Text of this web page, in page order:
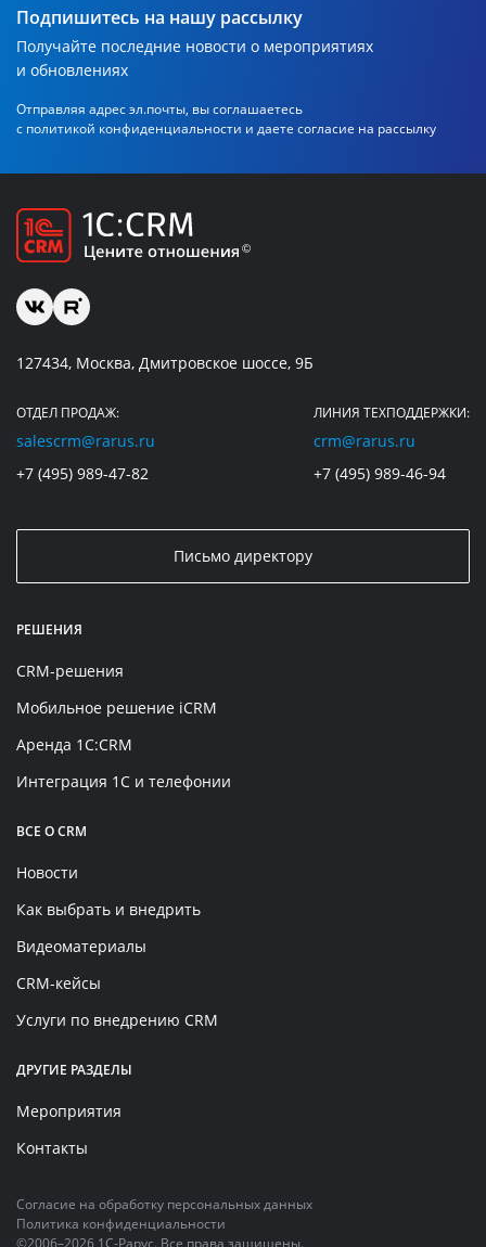
Подпишитесь на нашу рассылку
Получайте последние новости о мероприятиях
и обновлениях
Отправляя адрес эл.почты, вы соглашаетесь
с политикой конфиденциальности и даете согласие на рассылку
127434, Москва, Дмитровское шоссе, 9Б
ОТДЕЛ ПРОДАЖ:
salescrm@rarus.ru
+7 (495) 989-47-82
ЛИНИЯ ТЕХПОДДЕРЖКИ:
crm@rarus.ru
+7 (495) 989-46-94
Письмо директору
РЕШЕНИЯ
CRM-решения
Мобильное решение iCRM
Аренда 1C:CRM
Интеграция 1С и телефонии
ВСЕ О CRM
Новости
Как выбрать и внедрить
Видеоматериалы
CRM-кейсы
Услуги по внедрению CRM
ДРУГИЕ РАЗДЕЛЫ
Мероприятия
Контакты
©2006–2026 1С-Рарус. Все права защищены.
Политика конфиденциальности
Согласие на обработку персональных данных